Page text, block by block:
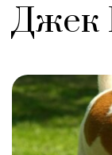
Джек